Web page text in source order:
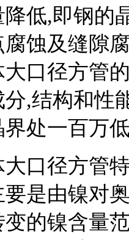
低,即钢的
蚀及缝隙
口径方管
,结构和性
处一百万
径方管特
是由镍对
的镍含量